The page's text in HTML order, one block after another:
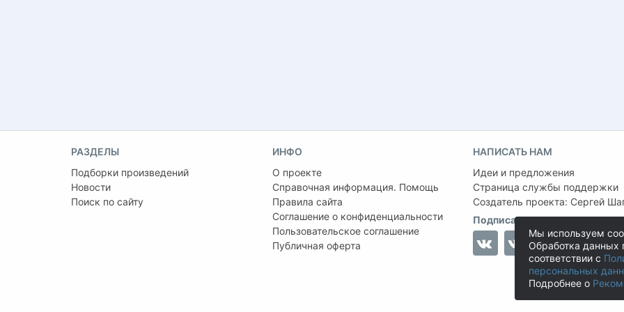
РАЗДЕЛЫ
Подборки произведений
Новости
Поиск по сайту
ИНФО
О проекте
Справочная информация. Помощь
Правила сайта
Соглашение о конфиденциальности
Пользовательское соглашение
Публичная оферта
НАПИСАТЬ НАМ
Идеи и предложения
Страница службы поддержки
Создатель проекта: Сергей
Подписаться на нас
Мы используем
Обработка данных
соответствии с
персональных
Подробнее о